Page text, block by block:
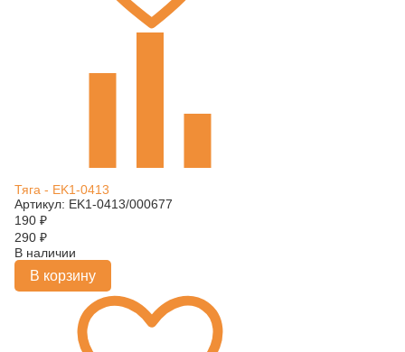
Тяга - EK1-0413
Артикул: EK1-0413/000677
190 ₽
290 ₽
В наличии
В корзину